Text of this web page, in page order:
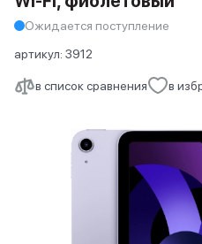
в список сравнения в
Ожидается поступление
артикул: 3912